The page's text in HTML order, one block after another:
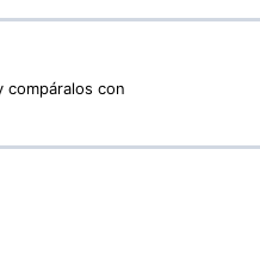
compáralos con